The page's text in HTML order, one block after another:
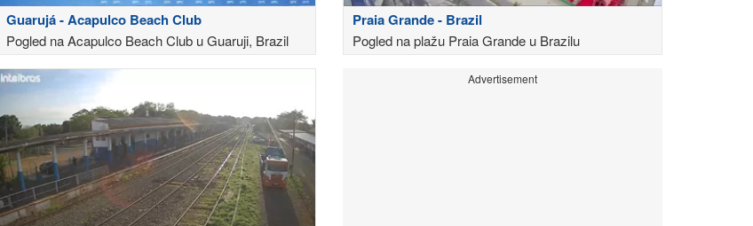
Guarujá - Acapulco Beach Club
Pogled na Acapulco Beach Club u Guaruji, Brazil
Praia Grande - Brazil
Pogled na plažu Praia Grande u Brazilu
Advertisement